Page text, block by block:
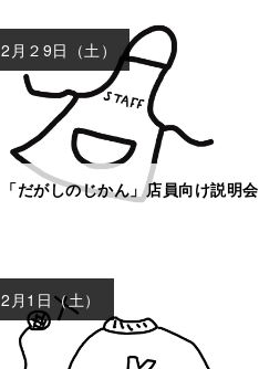
「だがしのじかん」店員向け説明会
2月２9日（土）
2月1日（土）